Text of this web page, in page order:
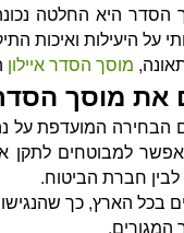
הסדר היא החלטה
על היעילות ואיכות
מוסך הסדר איילון
את מוסך הסדר
הבחירה המועדפת על
למבוטחים לתקן
חברת הביטוח.
בכל הארץ, כך